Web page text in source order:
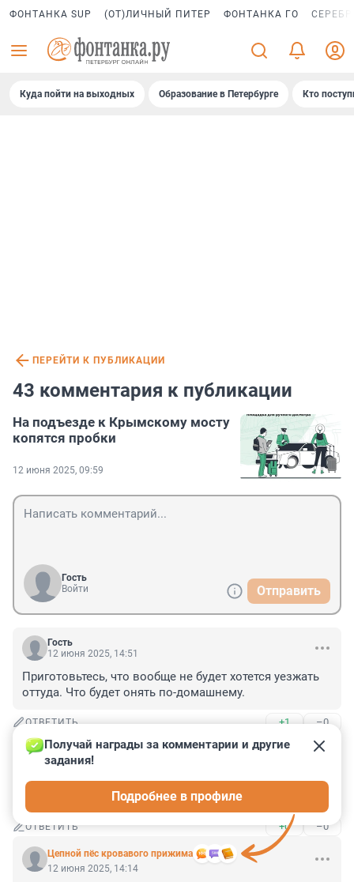
ФОНТАНКА SUP (ОТ)ЛИЧНЫЙ ПИТЕР ФОНТАНКА ГО
Куда пойти на выходных Образование в Петербурге Кто
ПЕРЕЙТИ К ПУБЛИКАЦИИ
43 комментария к публикации
На подъезде к Крымскому мосту
копятся пробки
12 июня 2025, 09:59
Гость
Войти
Отправить
Гость
12 июня 2025, 14:51
Приготовьтесь, что вообще не будет хотется уезжать
оттуда. Что будет онять по-домашнему.
ОТВЕТИТЬ +1 –0
Гость
12 июня 2025, 14:49
Крысы на помойку всегда свободно ходят, а орлы
парят лишь в хорошую погоду.
ОТВЕТИТЬ +0 –0
Цепной пёс кровавого прижима
Получай награды за комментарии и другие
задания!
Подробнее в профиле
12 июня 2025, 14:14